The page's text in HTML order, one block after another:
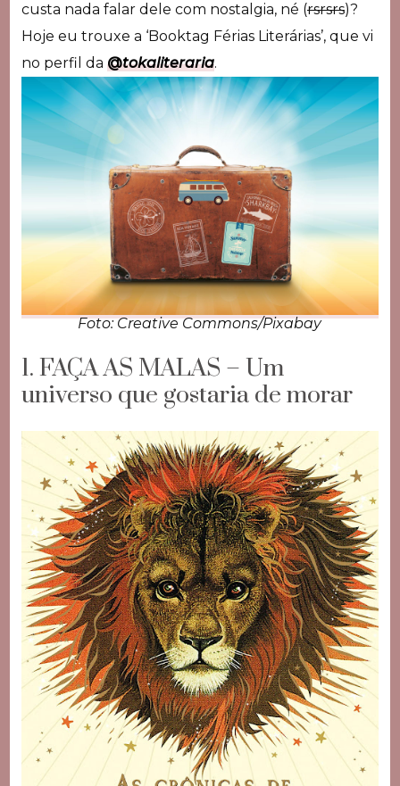
custa nada falar dele com nostalgia, né (rsrsrs)?
Hoje eu trouxe a ‘Booktag Férias Literárias’, que vi
no perfil da @tokaliteraria.
Foto: Creative Commons/Pixabay
1. FAÇA AS MALAS – Um
universo que gostaria de morar